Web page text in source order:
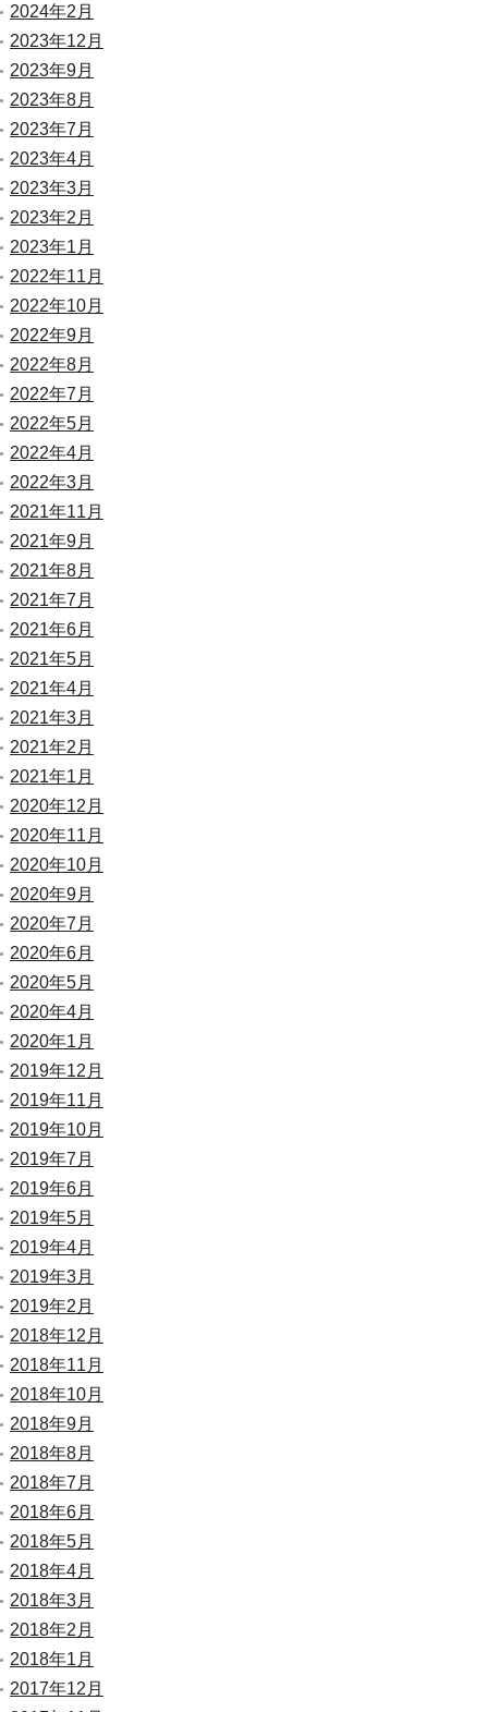
2024年2月
2023年12月
2023年9月
2023年8月
2023年7月
2023年4月
2023年3月
2023年2月
2023年1月
2022年11月
2022年10月
2022年9月
2022年8月
2022年7月
2022年5月
2022年4月
2022年3月
2021年11月
2021年9月
2021年8月
2021年7月
2021年6月
2021年5月
2021年4月
2021年3月
2021年2月
2021年1月
2020年12月
2020年11月
2020年10月
2020年9月
2020年7月
2020年6月
2020年5月
2020年4月
2020年1月
2019年12月
2019年11月
2019年10月
2019年7月
2019年6月
2019年5月
2019年4月
2019年3月
2019年2月
2018年12月
2018年11月
2018年10月
2018年9月
2018年8月
2018年7月
2018年6月
2018年5月
2018年4月
2018年3月
2018年2月
2018年1月
2017年12月